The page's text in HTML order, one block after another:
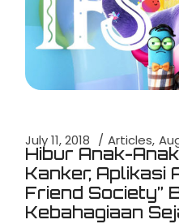
July 11, 2018 Articles
Hibur Anak-
Kanker, Aplikasi
Friend Society”
Kebahagiaan